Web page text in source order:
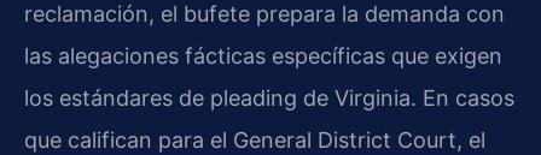
reclamación, el bufete prepara la demanda con
las alegaciones fácticas específicas que exigen
los estándares de pleading de Virginia. En casos
que califican para el General District Court, el